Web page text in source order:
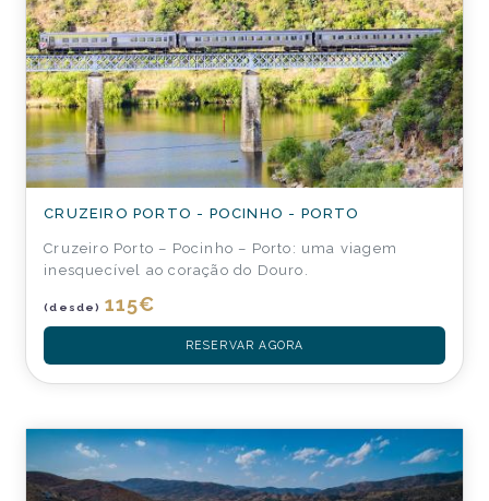
CRUZEIRO PORTO - POCINHO - PORTO
Cruzeiro Porto – Pocinho – Porto: uma viagem
inesquecível ao coração do Douro.
(desde) 115€
RESERVAR AGORA